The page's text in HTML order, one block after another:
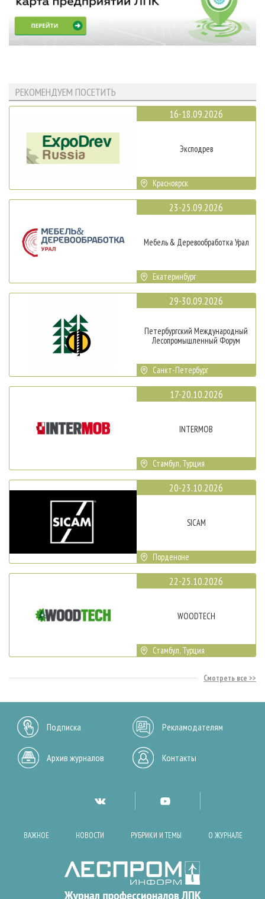
РЕКОМЕНДУЕМ ПОСЕТИТЬ
16-18.09.2026
Эксподрев
Красноярск
23-25.09.2026
Мебель & Деревообработка Урал
Екатеринбург
29-30.09.2026
Петербургский Международный
Лесопромышленный Форум
Санкт-Петербург
17-20.10.2026
INTERMOB
Стамбул, Турция
20-23.10.2026
SICAM
Порденоне
22-25.10.2026
WOODTECH
Стамбул, Турция
Смотреть все
Подписка Рекламодателям
Архив журналов Контакты
ВАЖНОЕ НОВОСТИ РУБРИКИ И ТЕМЫ О ЖУРНАЛЕ